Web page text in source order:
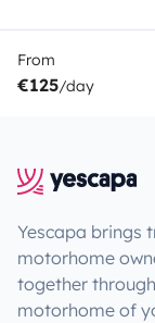
From
€125/day
Yescapa brings
motorhome
together
motorhome of